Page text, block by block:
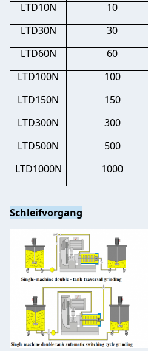
LTD10N
10
LTD30N
30
LTD60N
60
LTD100N
100
LTD150N
150
LTD300N
300
LTD500N
500
LTD1000N
1000
Schleifvorgang